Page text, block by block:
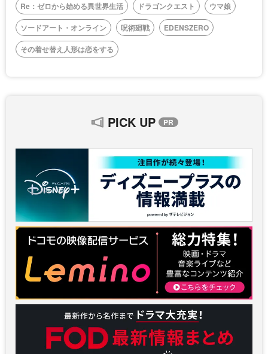
Re：ゼロから始める異世界生活
ドラゴンクエスト
ウマ娘
ソードアート・オンライン
呪術廻戦
EDENSZERO
その着せ替え人形は恋をする
PICK UP